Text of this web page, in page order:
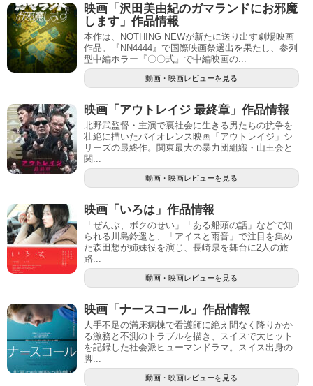
映画「沢田美由紀のガマランドにお邪魔
します」作品情報
本作は、NOTHING NEWが新たに送り出す劇場映画
作品。『NN4444』で国際映画祭選出を果たし、参列
型中編ホラー『〇〇式』で中編映画の...
動画・映画レビューを見る
映画「アウトレイジ 最終章」作品情報
北野武監督・主演で裏社会に生きる男たちの抗争を
壮絶に描いたバイオレンス映画「アウトレイジ」シ
リーズの最終作。関東最大の暴力団組織・山王会と
関...
動画・映画レビューを見る
映画「いろは」作品情報
「ぜんぶ、ボクのせい」「ある船頭の話」などで知
られる川島鈴遥と、「アイスと雨音」で注目を集め
た森田想が姉妹役を演じ、長崎県を舞台に2人の旅
路...
動画・映画レビューを見る
映画「ナースコール」作品情報
人手不足の満床病棟で看護師に絶え間なく降りかか
る激務と不測のトラブルを描き、スイスで大ヒット
を記録した社会派ヒューマンドラマ。スイス出身の
脚...
動画・映画レビューを見る